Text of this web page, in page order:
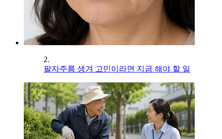
2.
팔자주름 생겨 고민이라면 지금 해야 할 일